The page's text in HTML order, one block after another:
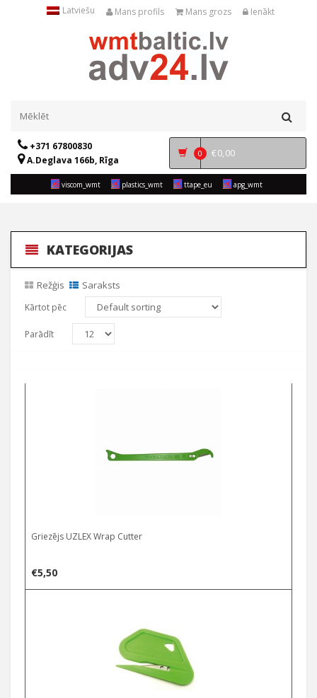
Latviešu Mans profils Mans grozs Ienākt
+371 67800830
A.Deglava 166b, Rīga
0 €0,00
viscom_wmt plastics_wmt ttape_eu apg_wmt
KATEGORIJAS
Režģis Saraksts
Kārtot pēc
Parādīt
Griezējs UZLEX Wrap Cutter
€5,50